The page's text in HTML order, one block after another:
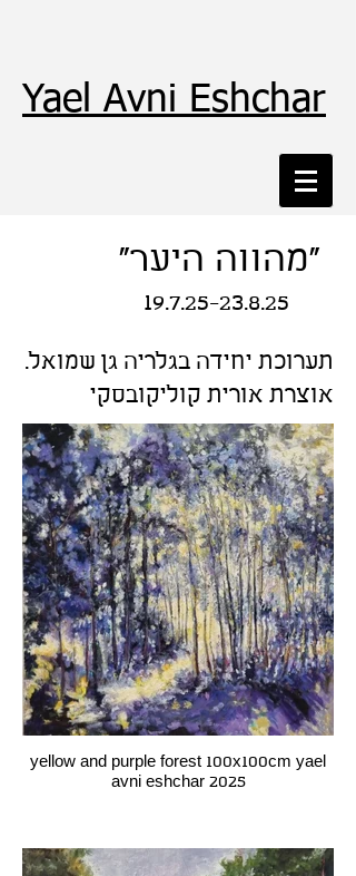
Yael Avni Eshchar
"מהווה היער"
19.7.25-23.8.25
תערוכת יחידה בגלריה גן שמואל.
אוצרת אורית קוליקובסקי
yellow and purple forest 100x100cm yael
avni eshchar 2025